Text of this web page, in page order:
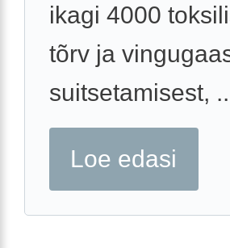
ikagi 4000
tõrv ja
suitsetamisest,
Loe edasi